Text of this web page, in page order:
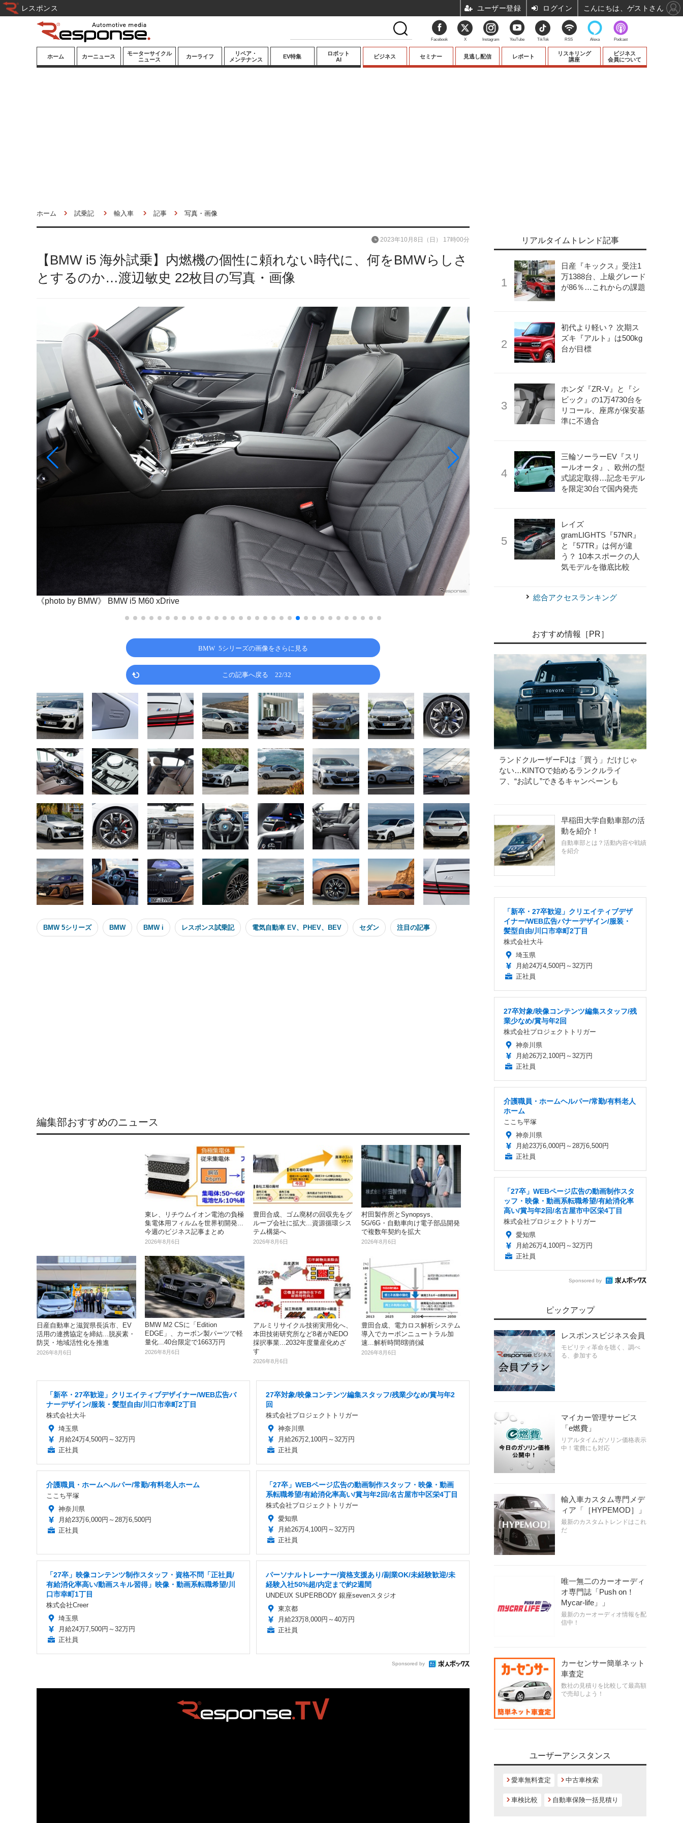
ホーム カーニュース
モーターサイクル
ニュース
カーライフ
リペア・
メンテナンス
EV特集
ロボット
AI
ビジネス セミナー 見逃し配信 レポート
リスキリング
講座
ビジネス
会員について
ホーム 試乗記 輸入車 記事 写真・画像
【BMW i5 海外試乗】内燃機の個性に頼れない時代に、何をBMWらしさ
とするのか…渡辺敏史 22枚目の写真・画像
2023年10月8日（日） 17時00分
《photo by BMW》 BMW i5 M60 xDrive 《photo by BMW》 BMW i5 M60 xDrive
BMW 5シリーズの画像をさらに見る
この記事へ戻る 22/32
BMW 5シリーズ BMW BMW i レスポンス試乗記 電気自動車 EV、PHEV、BEV セダン 注目の記事
編集部おすすめのニュース
東レ、リチウムイオン電池の負極
集電体用フィルムを世界初開発...
今週のビジネス記事まとめ
2026年8月6日
豊田合成、ゴム廃材の回収先をグ
ループ会社に拡大...資源循環シス
テム構築へ
2026年8月6日
村田製作所とSynopsys、
5G/6G・自動車向け電子部品開発
で複数年契約を拡大
2026年8月6日
日産自動車と滋賀県長浜市、EV
活用の連携協定を締結...脱炭素・
防災・地域活性化を推進
2026年8月6日
BMW M2 CSに「Edition
EDGE」、カーボン製パーツで軽
量化...40台限定で1663万円
2026年8月6日
アルミリサイクル技術実用化へ、
本田技術研究所など8者がNEDO
採択事業...2032年度量産化めざ
す
2026年8月6日
豊田合成、電力ロス解析システム
導入でカーボンニュートラル加
速...解析時間8割削減
2026年8月6日
「新卒・27卒歓迎」クリエイティブデザイナー/WEB広告バ
ナーデザイン/服装・髪型自由/川口市幸町2丁目
株式会社大斗
埼玉県
月給24万4,500円～32万円
正社員
27卒対象/映像コンテンツ編集スタッフ/残業少なめ/賞与年2
回
株式会社プロジェクトトリガー
神奈川県
月給26万2,100円～32万円
正社員
介護職員・ホームヘルパー/常勤/有料老人ホーム
ここち平塚
神奈川県
月給23万6,000円～28万6,500円
正社員
「27卒」WEBページ広告の動画制作スタッフ・映像・動画
系転職希望/有給消化率高い/賞与年2回/名古屋市中区栄4丁目
株式会社プロジェクトトリガー
愛知県
月給26万4,100円～32万円
正社員
「27卒」映像コンテンツ制作スタッフ・資格不問「正社員/
有給消化率高い/動画スキル習得」映像・動画系転職希望/川
口市幸町1丁目
株式会社Creer
埼玉県
月給24万7,500円～32万円
正社員
パーソナルトレーナー/資格支援あり/副業OK/未経験歓迎/未
経験入社50%超/内定まで約2週間
UNDEUX SUPERBODY 銀座sevenスタジオ
東京都
月給23万8,000円～40万円
正社員
Sponsored by
リアルタイムトレンド記事
日産『キックス』受注1
万1388台、上級グレード
が86％…これからの課題
初代より軽い？ 次期ス
ズキ『アルト』は500kg
台が目標
ホンダ『ZR-V』と『シ
ビック』の1万4730台を
リコール、座席が保安基
準に不適合
三輪ソーラーEV『スリ
ールオータ』、欧州の型
式認定取得…記念モデル
を限定30台で国内発売
レイズ
gramLIGHTS『57NR』
と『57TR』は何が違
う？ 10本スポークの人
気モデルを徹底比較
総合アクセスランキング
おすすめ情報［PR］
ランドクルーザーFJは「買う」だけじゃ
ない…KINTOで始めるランクルライ
フ、“お試し”できるキャンペーンも
早稲田大学自動車部の活
動を紹介！
自動車部とは？活動内容や戦績
を紹介
「新卒・27卒歓迎」クリエイティブデザ
イナー/WEB広告バナーデザイン/服装・
髪型自由/川口市幸町2丁目
株式会社大斗
埼玉県
月給24万4,500円～32万円
正社員
27卒対象/映像コンテンツ編集スタッフ/残
業少なめ/賞与年2回
株式会社プロジェクトトリガー
神奈川県
月給26万2,100円～32万円
正社員
介護職員・ホームヘルパー/常勤/有料老人
ホーム
ここち平塚
神奈川県
月給23万6,000円～28万6,500円
正社員
「27卒」WEBページ広告の動画制作スタ
ッフ・映像・動画系転職希望/有給消化率
高い/賞与年2回/名古屋市中区栄4丁目
株式会社プロジェクトトリガー
愛知県
月給26万4,100円～32万円
正社員
Sponsored by
ピックアップ
レスポンスビジネス会員
モビリティ革命を聴く、調べ
る、参加する
マイカー管理サービス
「e燃費」
リアルタイムガソリン価格表示
中！電費にも対応
輸入車カスタム専門メデ
ィア「［HYPEMOD］」
最新のカスタムトレンドはこれ
だ
唯一無二のカーオーディ
オ専門誌「Push on！
Mycar-life」」
最新のカーオーディオ情報を配
信中！
カーセンサー簡単ネット
車査定
数社の見積りを比較して最高額
で売却しよう！
ユーザーアシスタンス
愛車無料査定 中古車検索
車検比較 自動車保険一括見積り
Facebook X Instagram YouTube TikTok RSS Alexa Podcast
レスポンス ユーザー登録 ログイン こんにちは、ゲストさん